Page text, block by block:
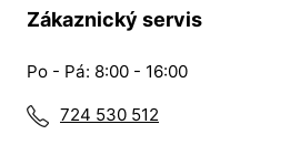
Zákaznický servis
Po - Pá: 8:00 - 16:00
724 530 512